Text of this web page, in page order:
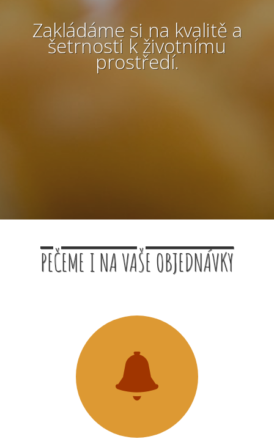
Zakládáme si na kvalitě a
šetrnosti k životnímu
prostředí.
PEČEME I NA VAŠE OBJEDNÁVKY